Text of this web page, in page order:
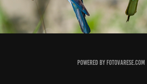
Powered by fotovarese.com